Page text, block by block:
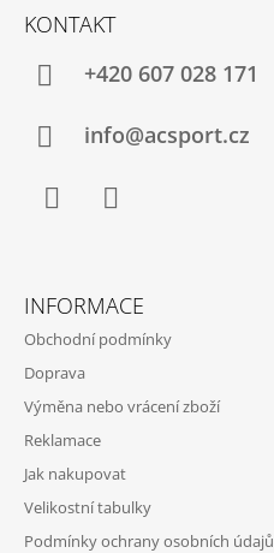
KONTAKT
+420 607 028 171
info@acsport.cz
INFORMACE
Obchodní podmínky
Doprava
Výměna nebo vrácení zboží
Reklamace
Jak nakupovat
Velikostní tabulky
Podmínky ochrany osobních údajů